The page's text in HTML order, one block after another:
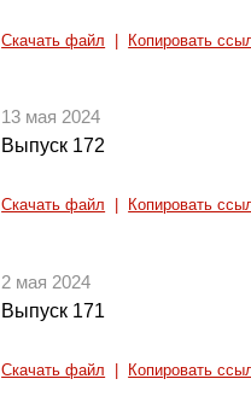
Скачать файл Копировать
13 мая 2024
Выпуск 172
Скачать файл Копировать
2 мая 2024
Выпуск 171
Скачать файл Копировать